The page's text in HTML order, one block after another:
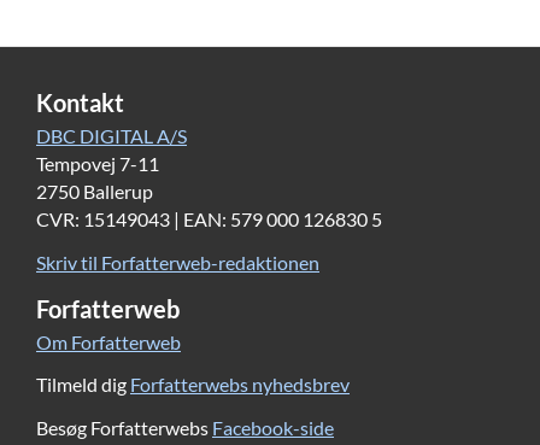
Kontakt
DBC DIGITAL A/S
Tempovej 7-11
2750 Ballerup
CVR: 15149043 | EAN: 579 000 126830 5
Skriv til Forfatterweb-redaktionen
Forfatterweb
Om Forfatterweb
Tilmeld dig Forfatterwebs nyhedsbrev
Besøg Forfatterwebs Facebook-side